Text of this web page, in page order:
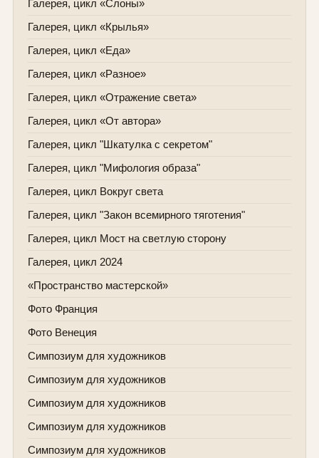
Галерея, цикл «Слоны»
Галерея, цикл «Крылья»
Галерея, цикл «Еда»
Галерея, цикл «Разное»
Галерея, цикл «Отражение света»
Галерея, цикл «От автора»
Галерея, цикл "Шкатулка с секретом"
Галерея, цикл "Мифология образа"
Галерея, цикл Вокруг света
Галерея, цикл "Закон всемирного тяготения"
Галерея, цикл Мост на светлую сторону
Галерея, цикл 2024
«Пространство мастерской»
Фото Франция
Фото Венеция
Симпозиум для художников
Симпозиум для художников
Симпозиум для художников
Симпозиум для художников
Симпозиум для художников